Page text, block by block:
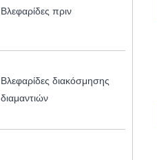
Βλεφαρίδες πριν
Βλεφαρίδες διακόσμησης
διαμαντιών